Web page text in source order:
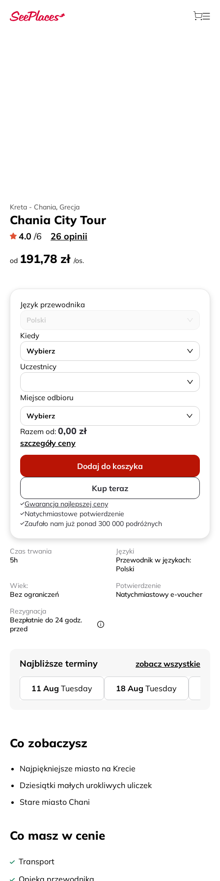
Kreta - Chania, Grecja
Chania City Tour
4.0 /6 26 opinii
od 191,78 zł /os.
Język przewodnika
Polski
Kiedy
Wybierz
Uczestnicy
Miejsce odbioru
Wybierz
Razem od: 0,00 zł
szczegóły ceny
Dodaj do koszyka
Kup teraz
Gwarancja najlepszej ceny
Natychmiastowe potwierdzenie
Zaufało nam już ponad 300 000 podróżnych
Czas trwania
5h
Języki
Przewodnik w językach:
Polski
Wiek:
Bez ograniczeń
Potwierdzenie
Natychmiastowy e-voucher
Rezygnacja
Bezpłatnie do 24 godz.
przed
Najbliższe terminy zobacz wszystkie
11 Aug Tuesday 18 Aug Tuesday
Co zobaczysz
Najpiękniejsze miasto na Krecie
Dziesiątki małych urokliwych uliczek
Stare miasto Chani
Co masz w cenie
Transport
Opieka przewodnika